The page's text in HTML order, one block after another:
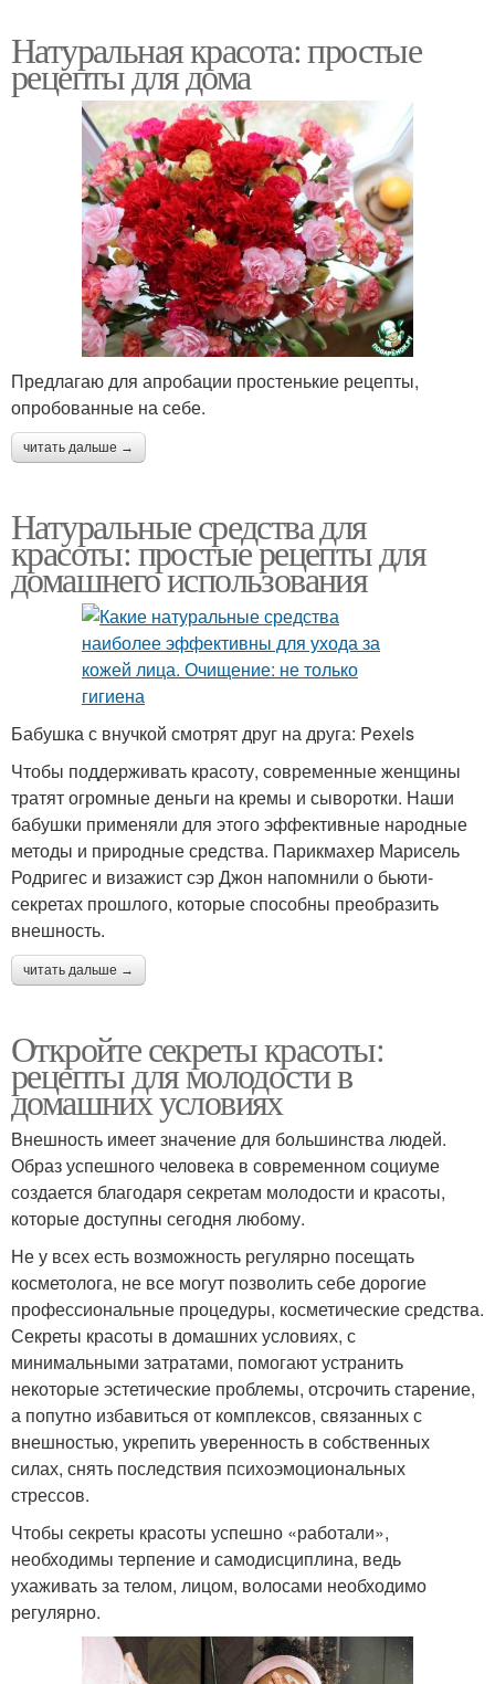
Натуральная красота: простые
рецепты для дома
Предлагаю для апробации простенькие рецепты,
опробованные на себе.
читать дальше →
Натуральные средства для
красоты: простые рецепты для
домашнего использования
Бабушка с внучкой смотрят друг на друга: Pexels
Чтобы поддерживать красоту, современные женщины
тратят огромные деньги на кремы и сыворотки. Наши
бабушки применяли для этого эффективные народные
методы и природные средства. Парикмахер Марисель
Родригес и визажист сэр Джон напомнили о бьюти-
секретах прошлого, которые способны преобразить
внешность.
читать дальше →
Откройте секреты красоты:
рецепты для молодости в
домашних условиях
Внешность имеет значение для большинства людей.
Образ успешного человека в современном социуме
создается благодаря секретам молодости и красоты,
которые доступны сегодня любому.
Не у всех есть возможность регулярно посещать
косметолога, не все могут позволить себе дорогие
профессиональные процедуры, косметические средства.
Секреты красоты в домашних условиях, с
минимальными затратами, помогают устранить
некоторые эстетические проблемы, отсрочить старение,
а попутно избавиться от комплексов, связанных с
внешностью, укрепить уверенность в собственных
силах, снять последствия психоэмоциональных
стрессов.
Чтобы секреты красоты успешно «работали»,
необходимы терпение и самодисциплина, ведь
ухаживать за телом, лицом, волосами необходимо
регулярно.